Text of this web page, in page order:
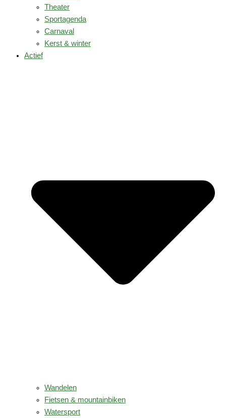
Theater
Sportagenda
Carnaval
Kerst & winter
Actief
Wandelen
Fietsen & mountainbiken
Watersport